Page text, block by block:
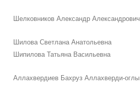
Шелковников Александр Александрович
Шилова Светлана Анатольевна
Шипилова Татьяна Васильевна
Аллахвердиев Бахруз Аллахверди-оглы